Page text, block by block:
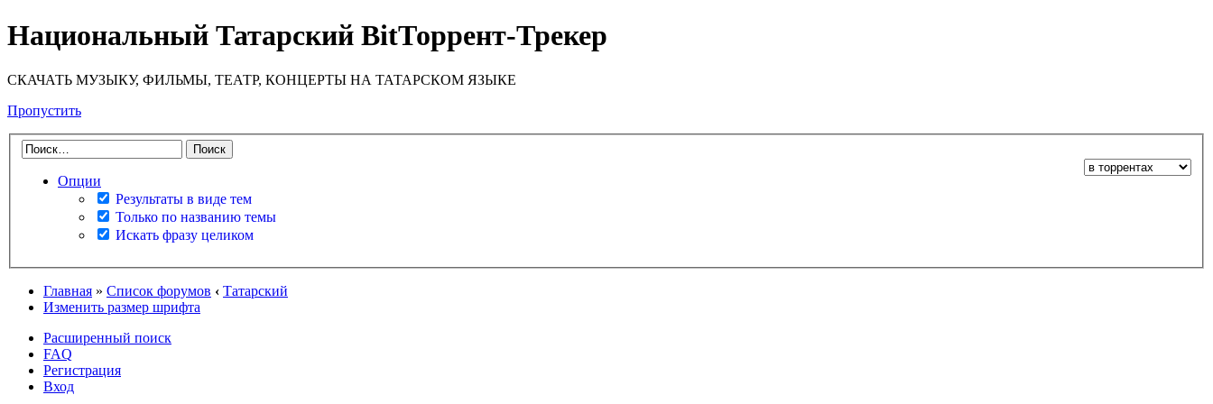
Национальный Татарский BitТоррент-Трекер
СКАЧАТЬ МУЗЫКУ, ФИЛЬМЫ, ТЕАТР, КОНЦЕРТЫ НА ТАТАРСКОМ ЯЗЫКЕ
Пропустить
Опции
Результаты в виде тем
Только по названию темы
Искать фразу целиком
Главная » Список форумов ‹ Татарский
Изменить размер шрифта
Расширенный поиск
FAQ
Регистрация
Вход